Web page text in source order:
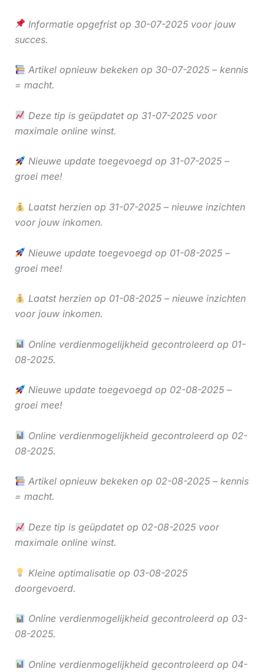
Informatie opgefrist op 30-07-2025 voor jouw
succes.
Artikel opnieuw bekeken op 30-07-2025 – kennis
= macht.
Deze tip is geüpdatet op 31-07-2025 voor
maximale online winst.
Nieuwe update toegevoegd op 31-07-2025 –
groei mee!
Laatst herzien op 31-07-2025 – nieuwe inzichten
voor jouw inkomen.
Nieuwe update toegevoegd op 01-08-2025 –
groei mee!
Laatst herzien op 01-08-2025 – nieuwe inzichten
voor jouw inkomen.
Online verdienmogelijkheid gecontroleerd op 01-
08-2025.
Nieuwe update toegevoegd op 02-08-2025 –
groei mee!
Online verdienmogelijkheid gecontroleerd op 02-
08-2025.
Artikel opnieuw bekeken op 02-08-2025 – kennis
= macht.
Deze tip is geüpdatet op 02-08-2025 voor
maximale online winst.
Kleine optimalisatie op 03-08-2025
doorgevoerd.
Online verdienmogelijkheid gecontroleerd op 03-
08-2025.
Online verdienmogelijkheid gecontroleerd op 04-